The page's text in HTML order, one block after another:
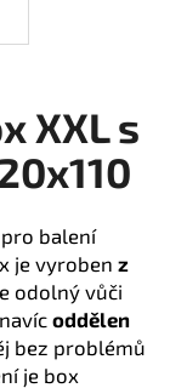
XXL s
balení
je vyroben z
odolný vůči
oddělen
bez problémů
je box